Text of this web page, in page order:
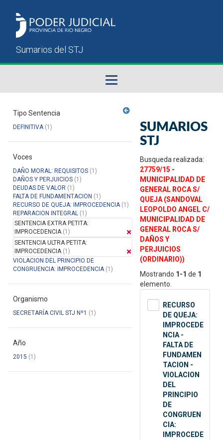
Sumarios del STJ
Manual del Usuario
Tipo Sentencia
DEFINITIVA(1)
Voces
DAÑO MORAL: REQUISITOS (1)
DAÑOS Y PERJUICIOS (1)
DEUDAS DE VALOR (1)
FALTA DE FUNDAMENTACION (1)
RECURSO DE QUEJA: IMPROCEDENCIA(1)
REPARACION INTEGRAL (1)
SENTENCIA EXTRA PETITA:
IMPROCEDENCIA(1)
SENTENCIA ULTRA PETITA:
IMPROCEDENCIA(1)
VIOLACION DEL PRINCIPIO DE
CONGRUENCIA: IMPROCEDENCIA(1)
Organismo
SECRETARÍA CIVIL STJ Nº1 (1)
Año
2015 (1)
SUMARIOS
STJ
Busqueda realizada:
27759/15 -
MUNICIPALIDAD DE
GENERAL ROCA S/
QUEJA (SANDOVAL
LEOPOLDO ANGEL C/
MUNICIPALIDAD DE
GENERAL ROCA S/
DAÑOS Y
PERJUICIOS
(ORDINARIO))
Mostrando 1-1 de 1
elemento.
RECURSO
DE QUEJA:
IMPROCEDE
NCIA -
FALTA DE
FUNDAMEN
TACION -
VIOLACION
DEL
PRINCIPIO
DE
CONGRUEN
CIA:
IMPROCEDE